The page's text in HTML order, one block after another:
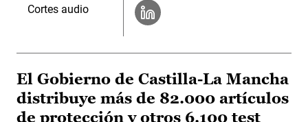
Cortes audio
El Gobierno de Castilla-La Mancha
distribuye más de 82.000 artículos
de protección y otros 6.100 test